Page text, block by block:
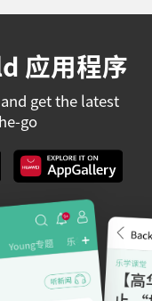
应用程序
get the latest
go